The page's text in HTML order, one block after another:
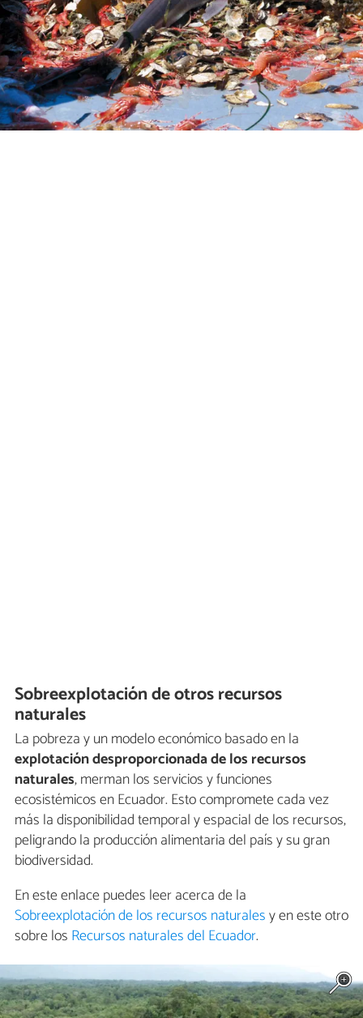
Sobreexplotación de otros recursos
naturales
La pobreza y un modelo económico basado en la
explotación desproporcionada de los recursos
naturales, merman los servicios y funciones
ecosistémicos en Ecuador. Esto compromete cada vez
más la disponibilidad temporal y espacial de los recursos,
peligrando la producción alimentaria del país y su gran
biodiversidad.
En este enlace puedes leer acerca de la
Sobreexplotación de los recursos naturalesy en este otro
sobre los Recursos naturales del Ecuador.